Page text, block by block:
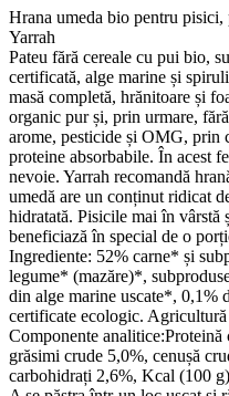
si
spirulina,
400g
Yarrah
Hrana umeda bio pentru
Yarrah
Pateu fără cereale cu pui bio,
certificată, alge marine și
masă completă, hrănitoare și
organic pur și, prin urmare,
arome, pesticide și OMG, prin
proteine absorbabile. În acest
nevoie. Yarrah recomandă
umedă are un conținut ridicat
hidratată. Pisicile mai în vârstă
beneficiază în special de o
Ingrediente: 52% carne* și
legume* (mazăre)*,
din alge marine uscate*,
certificate ecologic.
Componente
grăsimi crude 5,0%, cenușă
carbohidrați 2,6%, Kcal (100